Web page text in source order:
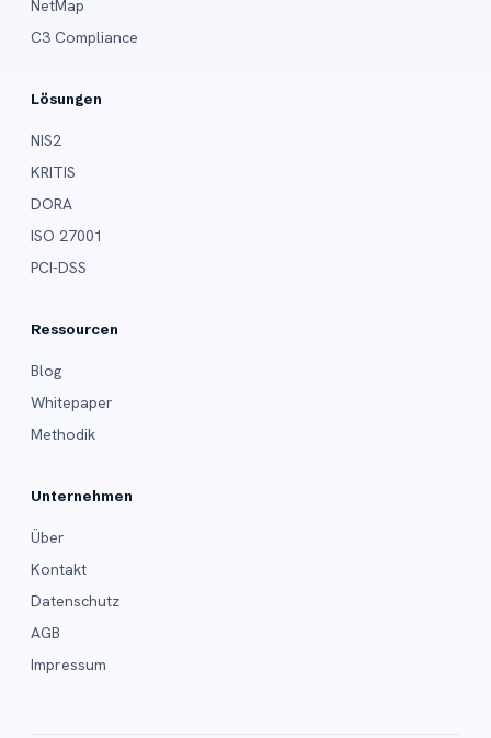
NetMap
C3 Compliance
Lösungen
NIS2
KRITIS
DORA
ISO 27001
PCI-DSS
Ressourcen
Blog
Whitepaper
Methodik
Unternehmen
Über
Kontakt
Datenschutz
AGB
Impressum